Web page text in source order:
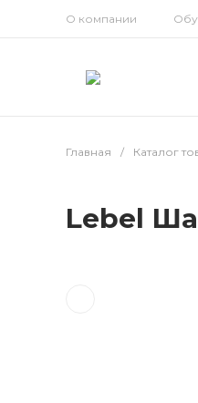
О компании
Главная / Каталог
Lebel